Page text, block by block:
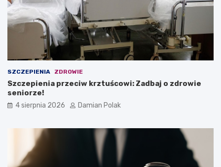
SZCZEPIENIA ZDROWIE
Szczepienia przeciw krztuścowi: Zadbaj o zdrowie
seniorze!
4 sierpnia 2026 Damian Polak